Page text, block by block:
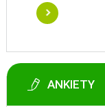
ANKIETY